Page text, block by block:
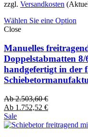
zzgl. Versandkosten
Wählen Sie eine Option
Close
Manuelles
Doppelstabmatten
handgefertigt in der
Ab2.503,60€
Ab 1.752,52 €
Sale